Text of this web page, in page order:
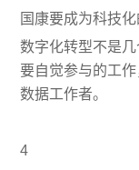
国康要成为科技化
数字化转型不是
要自觉参与的工
数据工作者。
4